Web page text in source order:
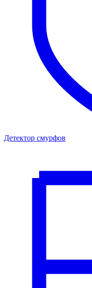
Детектор смурфов